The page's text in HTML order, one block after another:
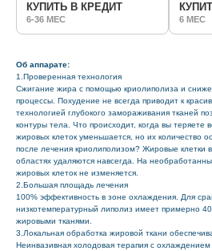
КУПИТЬ В КРЕДИТ
6-36 МЕС 6 МЕС
Об аппарате:
1.Проверенная технология
Сжигание жира с помощью криолиполиза и
процессы. Похудение не всегда приводит к
технологией глубокого замораживания тканей
контуры тела. Что происходит, когда вы теряете
жировых клеток уменьшается, но их количество
после лечения криолиполизом? Жировые клетки
областях удаляются навсегда. На
жировых клеток не изменяется.
2.Большая площадь лечения
100% эффективность в зоне охлаждения. Для
низкотемпературный липолиз имеет примерно
жировыми тканями.
3.Локальная обработка жировой ткани
Неинвазивная холодовая терапия с охлаждением